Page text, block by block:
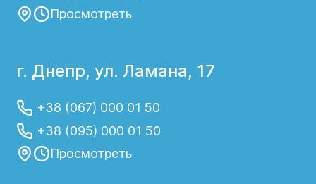
Просмотреть
г. Днепр, ул. Ламана, 17
+38 (067) 000 01 50
+38 (095) 000 01 50
Просмотреть